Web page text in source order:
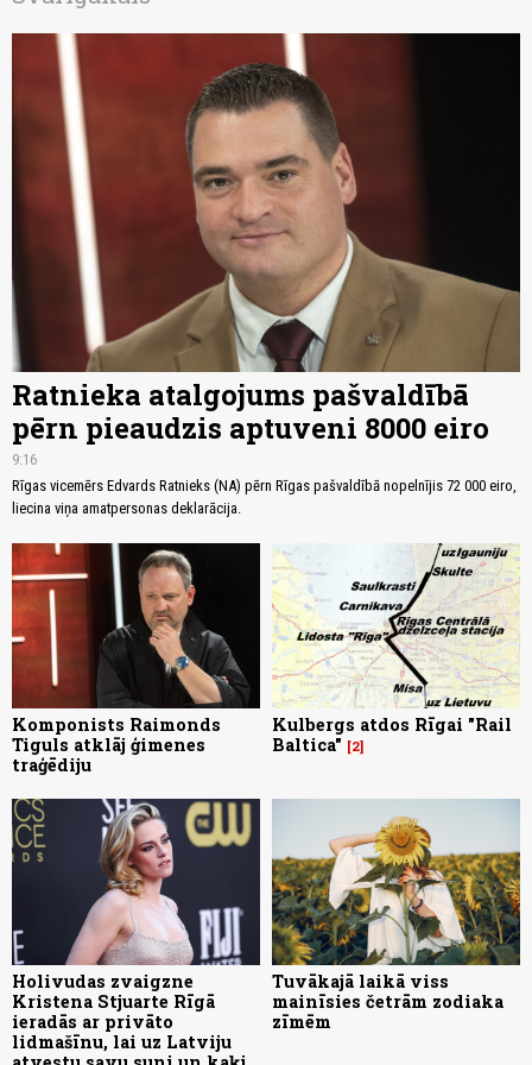
Ratnieka atalgojums pašvaldībā
pērn pieaudzis aptuveni 8000 eiro
9:16
Rīgas vicemērs Edvards Ratnieks (NA) pērn Rīgas pašvaldībā nopelnījis 72 000 eiro,
liecina viņa amatpersonas deklarācija.
Komponists Raimonds
Tiguls atklāj ģimenes
traģēdiju
Kulbergs atdos Rīgai "Rail
Baltica"
2
Holivudas zvaigzne
Kristena Stjuarte Rīgā
ieradās ar privāto
lidmašīnu, lai uz Latviju
Tuvākajā laikā viss
mainīsies četrām zodiaka
zīmēm